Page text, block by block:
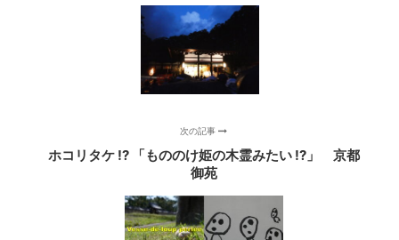
次の記事
ホコリタケ !? 「もののけ姫の木霊みたい !?」 京都
御苑